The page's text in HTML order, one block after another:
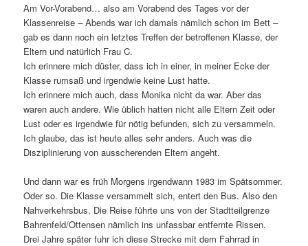
Am Vor-Vorabend… also am Vorabend des Tages vor der
Klassenreise – Abends war ich damals nämlich schon im Bett –
gab es dann noch ein letztes Treffen der betroffenen Klasse, der
Eltern und natürlich Frau C.
Ich erinnere mich düster, dass ich in einer, in meiner Ecke der
Klasse rumsaß und irgendwie keine Lust hatte.
Ich erinnere mich auch, dass Monika nicht da war. Aber das
waren auch andere. Wie üblich hatten nicht alle Eltern Zeit oder
Lust oder es irgendwie für nötig befunden, sich zu versammeln.
Ich glaube, das ist heute alles sehr anders. Auch was die
Disziplinierung von ausscherenden Eltern angeht.
Und dann war es früh Morgens irgendwann 1983 im Spätsommer.
Oder so. Die Klasse versammelt sich, entert den Bus. Also den
Nahverkehrsbus. Die Reise führte uns von der Stadtteilgrenze
Bahrenfeld/Ottensen nämlich ins unfassbar entfernte Rissen.
Drei Jahre später fuhr ich diese Strecke mit dem Fahrrad in